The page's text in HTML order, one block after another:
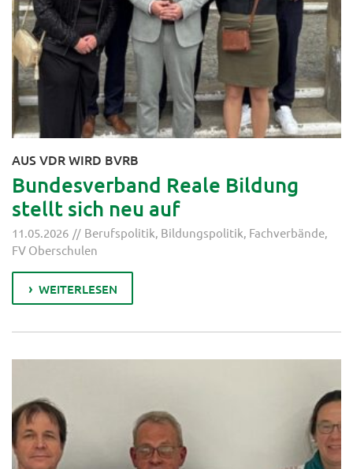
AUS VDR WIRD BVRB
Bundesverband Reale Bildung
stellt sich neu auf
11.05.2026 Berufspolitik, Bildungspolitik, Fachverbände,
FV Oberschulen
WEITERLESEN